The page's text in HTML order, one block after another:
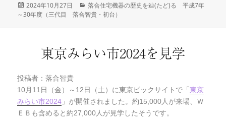
投
稿
2024年10月27日
カ
テ
落合住宅機器の歴史を辿(たど)る 平成7年
～30年度（三代目 落合智貴・初台）
東京みらい市2024を見学
投稿者：落合智貴
10月11日（金）～12日（土）に東京ビックサイトで「東京
みらい市2024 」が開催されました。約15,000人が来場、Ｗ
ＥＢも含めると約27,000人が見学したそうです。